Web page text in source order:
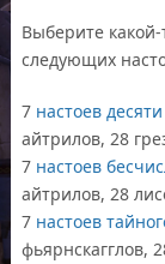
Выберите
следующих
7 настоев
айтрилов, 28
7 настоев
айтрилов, 28
7 настоев
фьярнскагглов,